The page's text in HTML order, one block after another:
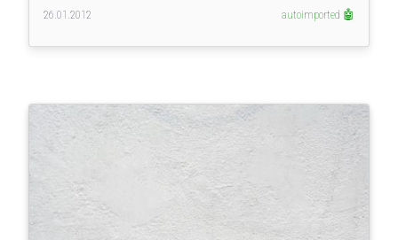
26.01.2012 autoimported 🤖